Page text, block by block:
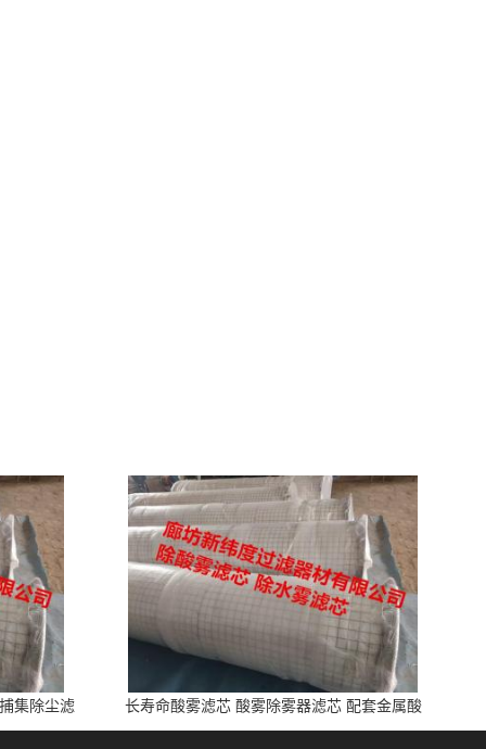
集除尘滤
长寿命酸雾滤芯 酸雾除雾器滤芯 配套金属酸
洗、电池制造业